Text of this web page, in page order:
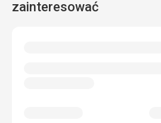
zainteresować